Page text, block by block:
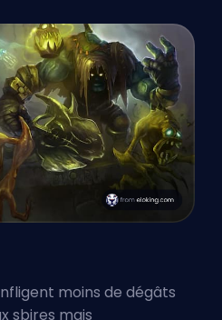
moins de dégâts
sbires mais